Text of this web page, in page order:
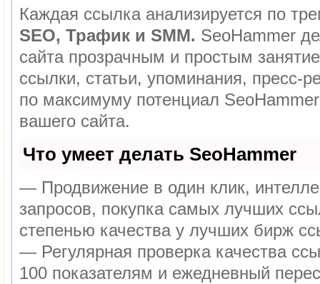
Каждая ссылка анализируется по
SEO, Трафик и SMM. SeoHammer
сайта прозрачным и простым
ссылки, статьи, упоминания, пресс-
по максимуму потенциал
вашего сайта.
Что умеет делать SeoHammer
— Продвижение в один клик,
запросов, покупка самых лучших
степенью качества у лучших бирж
— Регулярная проверка качества
100 показателям и ежедневный